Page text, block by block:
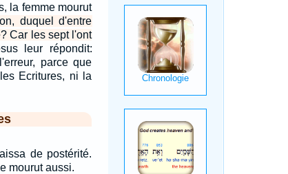
la femme mourut
duquel d'entre
Car les sept l'ont
leur répondit:
parce que
Ecritures, ni la
de postérité.
mourut aussi.